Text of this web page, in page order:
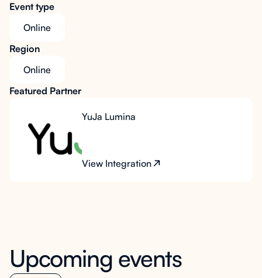
Event type
Online
Region
Online
Featured Partner
YuJa Lumina
View Integration
Upcoming events